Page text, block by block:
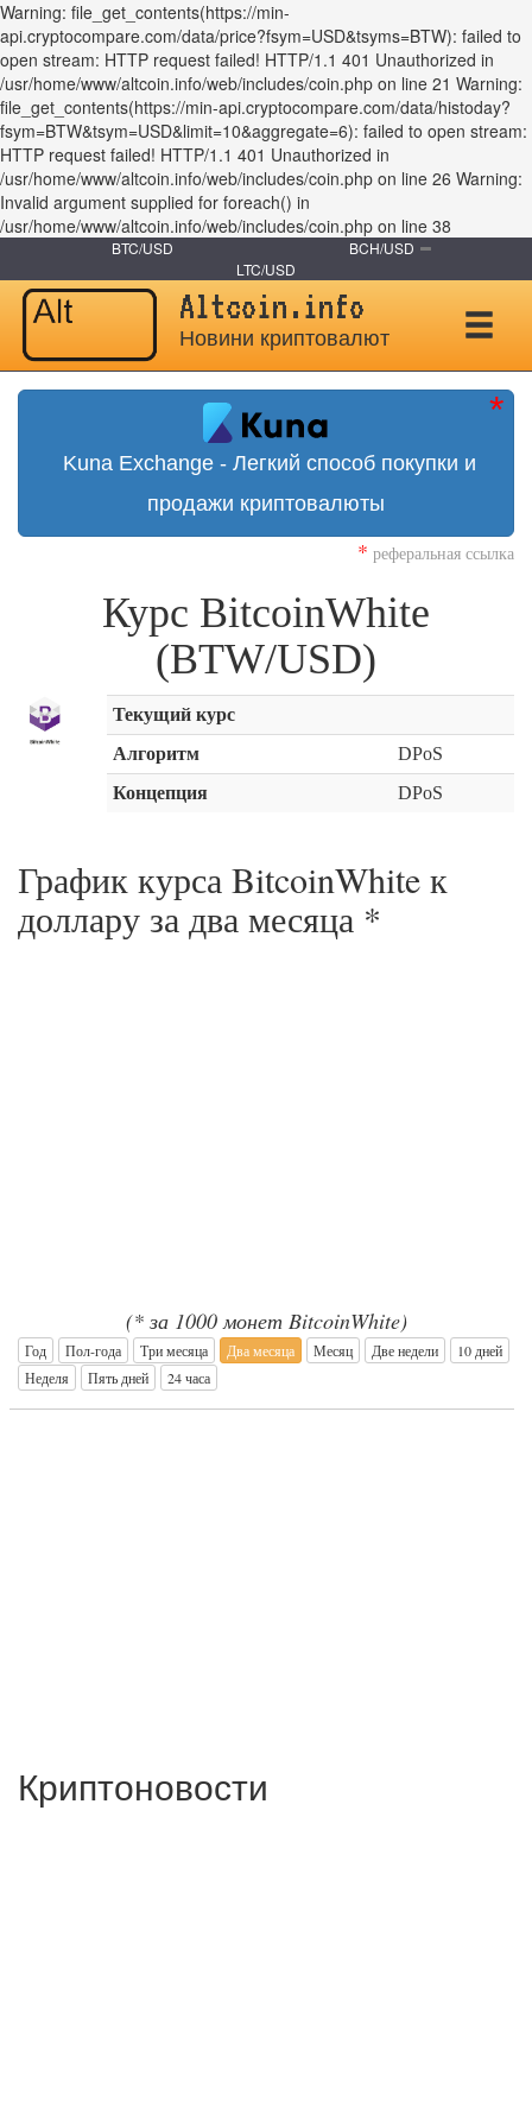
Warning: file_get_contents(https://min-
api.cryptocompare.com/data/price?fsym=USD&tsyms=BTW): failed to
open stream: HTTP request failed! HTTP/1.1 401 Unauthorized in
/usr/home/www/altcoin.info/web/includes/coin.php on line 21 Warning:
file_get_contents(https://min-api.cryptocompare.com/data/histoday?
fsym=BTW&tsym=USD&limit=10&aggregate=6): failed to open stream:
HTTP request failed! HTTP/1.1 401 Unauthorized in
/usr/home/www/altcoin.info/web/includes/coin.php on line 26 Warning:
Invalid argument supplied for foreach() in
/usr/home/www/altcoin.info/web/includes/coin.php on line 38
BTC/USD
BCH/USD
LTC/USD
Altcoin.info
Новини криптовалют
Kuna Exchange - Легкий способ покупки и
продажи криптовалюты
* реферальная ссылка
Курс BitcoinWhite
(BTW/USD)
Текущий курс
Алгоритм
DPoS
Концепция
DPoS
График курса BitcoinWhite к
доллару за два месяца *
(* за 1000 монет BitcoinWhite)
Год Пол-года Три месяца Два месяца Месяц Две недели
10 дней
Неделя
Пять дней 24 часа
Криптоновости